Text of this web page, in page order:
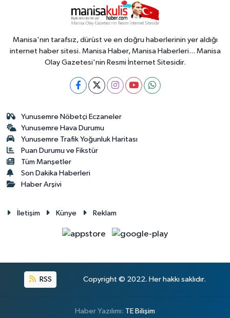
Manisa'nın tarafsız, dürüst ve en doğru haberlerinin yer aldığı
internet haber sitesi. Manisa Haber, Manisa Haberleri... Manisa
Olay Gazetesi'nin Resmi İnternet Sitesidir.
Yunusemre Nöbetçi Eczaneler
Yunusemre Hava Durumu
Yunusemre Trafik Yoğunluk Haritası
Puan Durumu ve Fikstür
Tüm Manşetler
Son Dakika Haberleri
Haber Arşivi
İletişim Künye Reklam
RSS Copyright © 2022. Her hakkı saklıdır.
Haber Yazılımı: TE Bilişim